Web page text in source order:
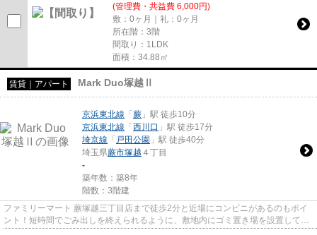
(管理費・共益費 6,000円)
敷：0ヶ月｜礼：0ヶ月
所在階：3階
間取り：1LDK
面積：34.88㎡
賃貸｜アパート Mark Duo塚越Ⅱ
京浜東北線 「 蕨 」駅 徒歩10分
京浜東北線 「 西川口 」駅 徒歩17分
埼京線 「 戸田公園 」駅 徒歩40分
埼玉県蕨市塚越 ４丁目
-
築年数：築8年
階数：3階建
ファミリーマート 蕨塚越三丁目店まで徒歩2分と近場にコンビニがあるのもポイ
ント！短時間でごみ出しを終えられるように、敷地内にゴミ置き場を設置してい